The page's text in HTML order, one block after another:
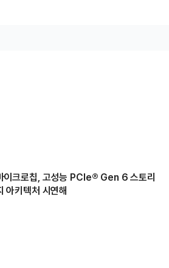
이크로칩, 고성능 PCIe® Gen 6 스토리
아키텍처 시연해